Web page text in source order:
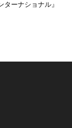
ターナショナル』